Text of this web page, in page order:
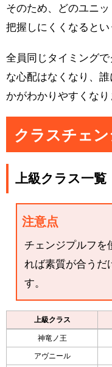
そのため、どのユニ
把握しにくくなるとい
全員同じタイミング
な心配はなくなり、
かがわかりやすくなり
クラスチェ
上級クラス一覧
注意点
チェンジプルフを
れば素質が合うだ
す。
上級クラス
神竜ノ王
アヴニール